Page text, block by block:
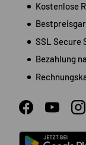
Kostenlose
SSL Secure
Bezahlung
FacebookYouTube